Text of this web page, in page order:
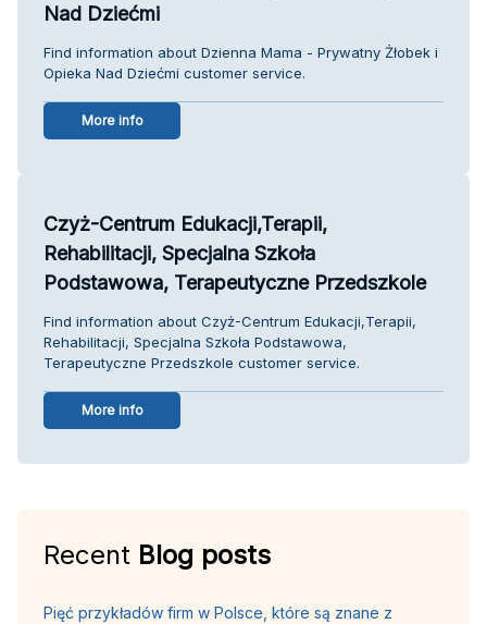
Nad Dziećmi
Find information about Dzienna Mama - Prywatny Żłobek i
Opieka Nad Dziećmi customer service.
More info
Czyż-Centrum Edukacji,Terapii,
Rehabilitacji, Specjalna Szkoła
Podstawowa, Terapeutyczne Przedszkole
Find information about Czyż-Centrum Edukacji,Terapii,
Rehabilitacji, Specjalna Szkoła Podstawowa,
Terapeutyczne Przedszkole customer service.
More info
Recent Blog posts
Pięć przykładów firm w Polsce, które są znane z